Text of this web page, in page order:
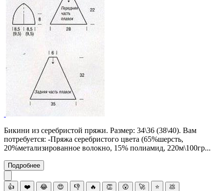
Бикини из серебристой пряжи. Размер: 34\36 (38\40). Вам
потребуется: -Пряжа серебристого цвета (65%шерсть,
20%метализированное волокно, 15% полиамид, 220м\100гр...
Подробнее
👍 ❤️ 😂 😍 👎 🔥 👏 😮 🚀 ⭐ 💩